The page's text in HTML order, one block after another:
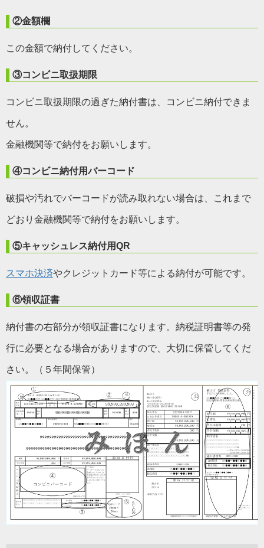
②金額欄
この金額で納付してください。
③コンビニ取扱期限
コンビニ取扱期限の過ぎた納付書は、コンビニ納付できま
せん。
金融機関等で納付をお願いします。
④コンビニ納付用バーコード
破損や汚れでバーコードが読み取れない場合は、これまで
どおり金融機関等で納付をお願いします。
⑤キャッシュレス納付用QR
スマホ決済やクレジットカード等による納付が可能です。
⑥領収証書
納付書の右部分が領収証書になります。納税証明書等の発
行に必要となる場合がありますので、大切に保管してくだ
さい。（５年間保管）